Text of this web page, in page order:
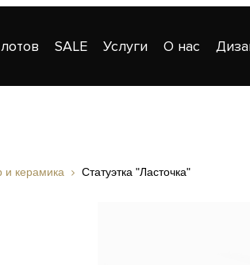
SALE Услуги О нас
керамика Статуэтка "Ласточка"